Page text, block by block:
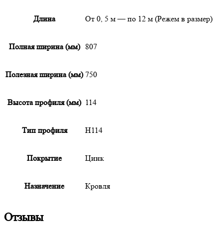
Длина От 0, 5 м — по 12 м (Режем в размер)
Полная ширина (мм) 807
Полезная ширина (мм) 750
Высота профиля (мм) 114
Тип профиля Н114
Покрытие Цинк
Назначение Кровля
Отзывы